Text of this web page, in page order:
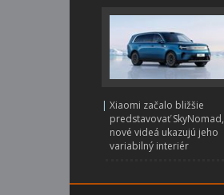
| Xiaomi začalo bližšie
predstavovať SkyNomad,
nové videá ukazujú jeho
variabilný interiér